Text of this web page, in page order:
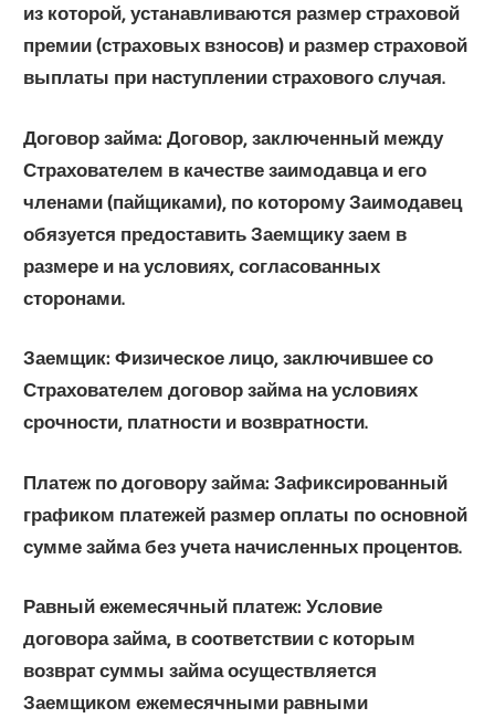
из которой, устанавливаются размер страховой
премии (страховых взносов) и размер страховой
выплаты при наступлении страхового случая.
Договор займа: Договор, заключенный между
Страхователем в качестве заимодавца и его
членами (пайщиками), по которому Заимодавец
обязуется предоставить Заемщику заем в
размере и на условиях, согласованных
сторонами.
Заемщик: Физическое лицо, заключившее со
Страхователем договор займа на условиях
срочности, платности и возвратности.
Платеж по договору займа: Зафиксированный
графиком платежей размер оплаты по основной
сумме займа без учета начисленных процентов.
Равный ежемесячный платеж: Условие
договора займа, в соответствии с которым
возврат суммы займа осуществляется
Заемщиком ежемесячными равными